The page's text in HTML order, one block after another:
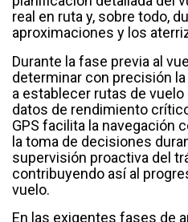
real en ruta y, sobre todo,
aproximaciones y los
Durante la fase previa al
determinar con precisión
a establecer rutas de
datos de rendimiento
GPS facilita la navegación
la toma de decisiones
supervisión proactiva del
contribuyendo así al
vuelo.
En las exigentes fases de